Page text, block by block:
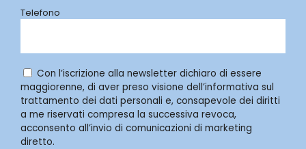
Telefono
Con l’iscrizione alla newsletter dichiaro di essere
maggiorenne, di aver preso visione dell’informativa sul
trattamento dei dati personali e, consapevole dei diritti
a me riservati compresa la successiva revoca,
acconsento all’invio di comunicazioni di marketing
diretto.